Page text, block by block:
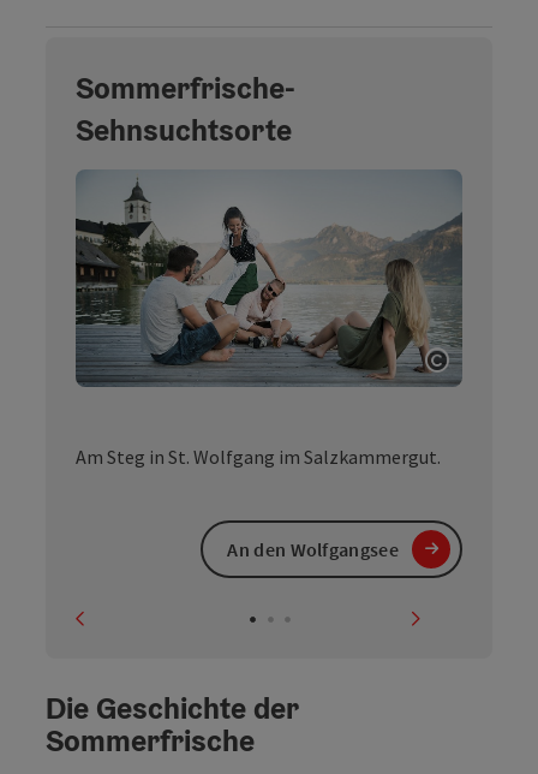
Sommerfrische-
Sehnsuchtsorte
Am Steg in St. Wolfgang im Salzkammergut.
An den Wolfgangsee
vorheriges Element nächstes
Die Geschichte der
Sommerfrische